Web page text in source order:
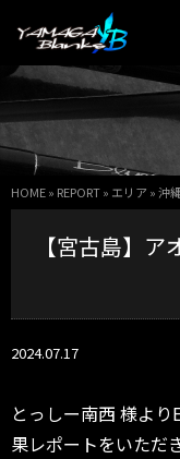
HOME» REPORT» エリア »沖
【宮古島】
2024.07.17
とっしー南西 様よ
果レポートをいただ